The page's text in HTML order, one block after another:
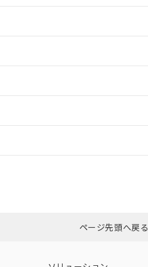
ダウンロードはこちら
（日本
（アメリカ
ページ先頭へ戻る